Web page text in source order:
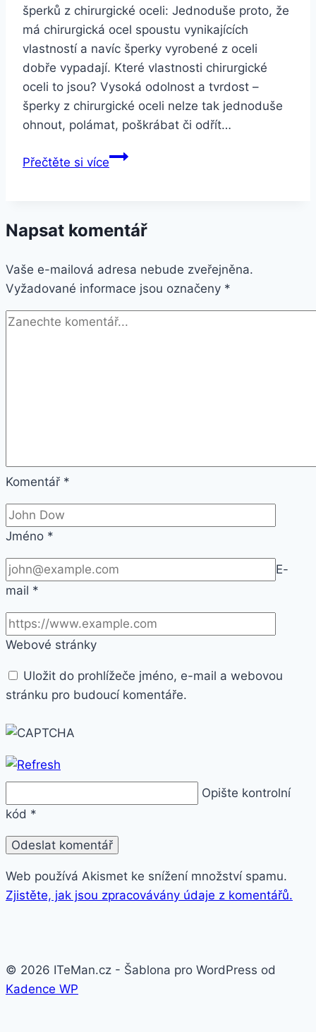
šperků z chirurgické oceli: Jednoduše proto, že
má chirurgická ocel spoustu vynikajících
vlastností a navíc šperky vyrobené z oceli
dobře vypadají. Které vlastnosti chirurgické
oceli to jsou? Vysoká odolnost a tvrdost –
šperky z chirurgické oceli nelze tak jednoduše
ohnout, polámat, poškrábat či odřít…
Přečtěte si víceSmartuj
zdobením
chirurgické
oceli-
2
barvy
Napsat komentář
Vaše e-mailová adresa nebude zveřejněna.
Vyžadované informace jsou označeny *
Komentář *
Jméno *
E-
mail *
Webové stránky
Uložit do prohlížeče jméno, e-mail a webovou
stránku pro budoucí komentáře.
Opište kontrolní
kód *
Web používá Akismet ke snížení množství spamu.
Zjistěte, jak jsou zpracovávány údaje z komentářů.
© 2026 ITeMan.cz - Šablona pro WordPress od
Kadence WP